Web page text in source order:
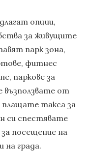
опции,
за живущите
парк зона,
фитнес
паркове за
възползвате от
плащате такса за
си спестявате
посещение на
на града.